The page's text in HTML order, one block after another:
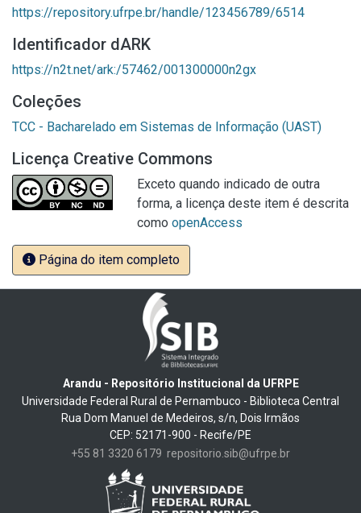
https://repository.ufrpe.br/handle/123456789/6514
Identificador dARK
https://n2t.net/ark:/57462/001300000n2gx
Coleções
TCC - Bacharelado em Sistemas de Informação (UAST)
Licença Creative Commons
Exceto quando indicado de outra
forma, a licença deste item é descrita
como openAccess
Página do item completo
Arandu - Repositório Institucional da UFRPE
Universidade Federal Rural de Pernambuco - Biblioteca Central
Rua Dom Manuel de Medeiros, s/n, Dois Irmãos
CEP: 52171-900 - Recife/PE
+55 81 3320 6179 repositorio.sib@ufrpe.br